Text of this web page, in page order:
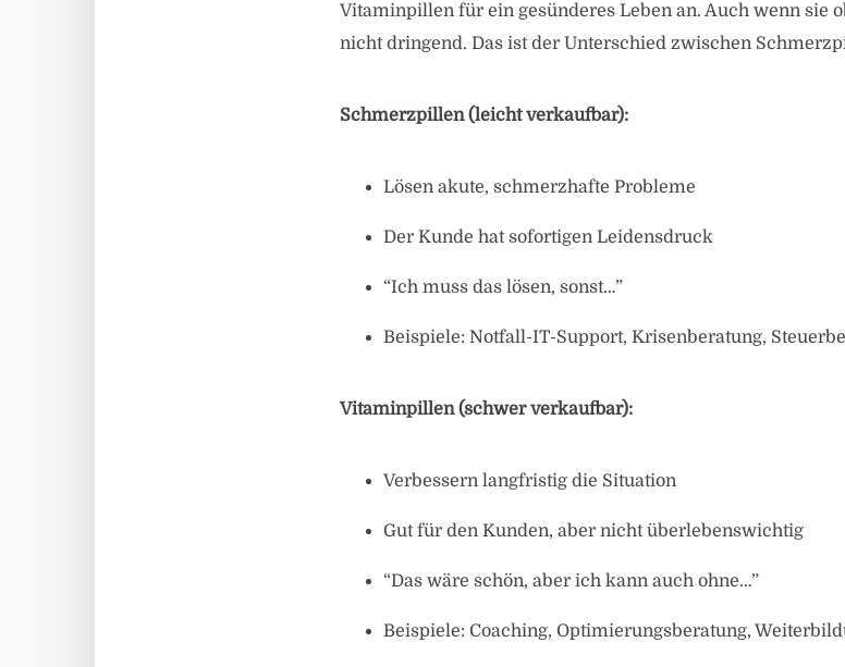
Vitaminpillen für ein gesünderes Leben an. Auch wenn sie
nicht dringend. Das ist der Unterschied zwischen
Schmerzpillen (leicht verkaufbar):
Lösen akute, schmerzhafte Probleme
Der Kunde hat sofortigen Leidensdruck
“Ich muss das lösen, sonst…”
Beispiele: Notfall-IT-Support, Krisenberatung,
Vitaminpillen (schwer verkaufbar):
Verbessern langfristig die Situation
Gut für den Kunden, aber nicht überlebenswichtig
“Das wäre schön, aber ich kann auch ohne…”
Beispiele: Coaching, Optimierungsberatung,